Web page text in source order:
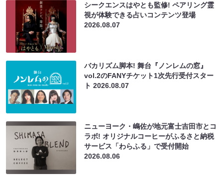
シークエンスはやとも監修! ペアリング霊
視が体験できる占いコンテンツ登場
2026.08.07
バカリズム脚本! 舞台『ノンレムの窓』
vol.2のFANYチケット1次先行受付スター
ト2026.08.07
ニューヨーク・嶋佐が地元富士吉田市とコ
ラボ! オリジナルコーヒーがふるさと納税
サービス「わらふる」で受付開始
2026.08.06